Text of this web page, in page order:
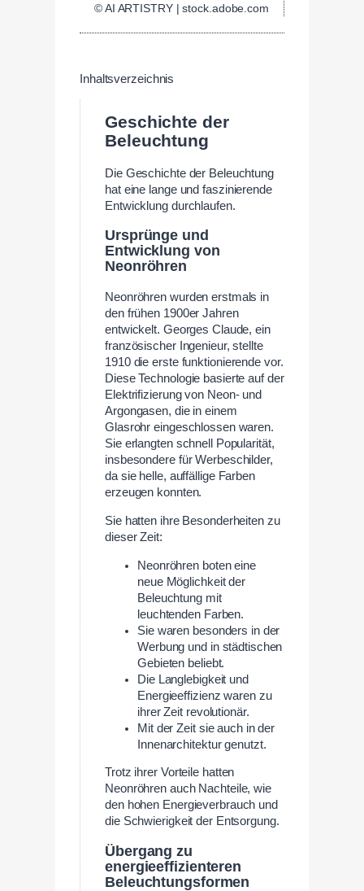
© AI ARTISTRY | stock.adobe.com
Inhaltsverzeichnis
Geschichte der
Beleuchtung
Die Geschichte der Beleuchtung
hat eine lange und faszinierende
Entwicklung durchlaufen.
Ursprünge und
Entwicklung von
Neonröhren
Neonröhren wurden erstmals in
den frühen 1900er Jahren
entwickelt. Georges Claude, ein
französischer Ingenieur, stellte
1910 die erste funktionierende vor.
Diese Technologie basierte auf der
Elektrifizierung von Neon- und
Argongasen, die in einem
Glasrohr eingeschlossen waren.
Sie erlangten schnell Popularität,
insbesondere für Werbeschilder,
da sie helle, auffällige Farben
erzeugen konnten.
Sie hatten ihre Besonderheiten zu
dieser Zeit:
Neonröhren boten eine
neue Möglichkeit der
Beleuchtung mit
leuchtenden Farben.
Sie waren besonders in der
Werbung und in städtischen
Gebieten beliebt.
Die Langlebigkeit und
Energieeffizienz waren zu
ihrer Zeit revolutionär.
Mit der Zeit sie auch in der
Innenarchitektur genutzt.
Trotz ihrer Vorteile hatten
Neonröhren auch Nachteile, wie
den hohen Energieverbrauch und
die Schwierigkeit der Entsorgung.
Übergang zu
energieeffizienteren
Beleuchtungsformen